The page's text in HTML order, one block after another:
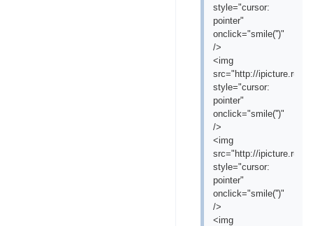
style="cursor:
pointer"
onclick="smile('')"
/>
<img
src="http://ipicture.ru/
style="cursor:
pointer"
onclick="smile('')"
/>
<img
src="http://ipicture.ru/
style="cursor:
pointer"
onclick="smile('')"
/>
<img